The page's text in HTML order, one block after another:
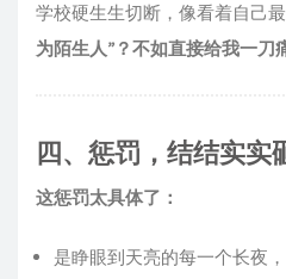
学校硬生生切断，像看着自己
为陌生人”？不如直接给我一刀
四、惩罚，结结实实
这惩罚太具体了：
是睁眼到天亮的每一个长夜